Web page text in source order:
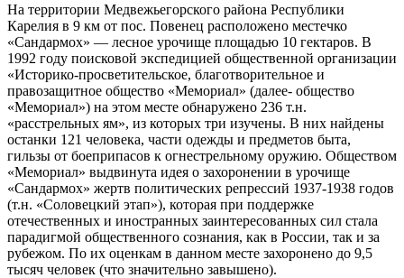
На территории Медвежьегорского района Республики
Карелия в 9 км от пос. Повенец расположено местечко
«Сандармох» — лесное урочище площадью 10 гектаров. В
1992 году поисковой экспедицией общественной организации
«Историко-просветительское, благотворительное и
правозащитное общество «Мемориал» (далее- общество
«Мемориал») на этом месте обнаружено 236 т.н.
«расстрельных ям», из которых три изучены. В них найдены
останки 121 человека, части одежды и предметов быта,
гильзы от боеприпасов к огнестрельному оружию. Обществом
«Мемориал» выдвинута идея о захоронении в урочище
«Сандармох» жертв политических репрессий 1937-1938 годов
(т.н. «Соловецкий этап»), которая при поддержке
отечественных и иностранных заинтересованных сил стала
парадигмой общественного сознания, как в России, так и за
рубежом. По их оценкам в данном месте захоронено до 9,5
тысяч человек (что значительно завышено).